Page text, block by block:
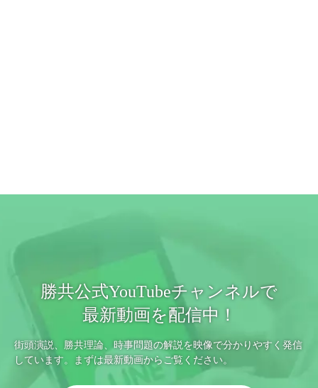
勝共公式YouTubeチャンネルで
最新動画を配信中！
街頭演説、勝共理論、時事問題の解説を映像で分かりやすく発信
しています。まずは最新動画からご覧ください。